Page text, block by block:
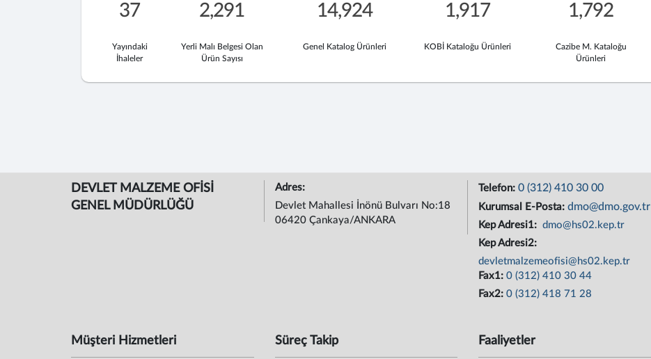
37
Yayındaki
İhaleler
2,291
Yerli Malı Belgesi Olan
Ürün Sayısı
14,924
Genel Katalog Ürünleri
1,917
KOBİ Kataloğu Ürünleri
1,792
Cazibe M. Kataloğu
Ürünleri
DEVLET MALZEME OFİSİ
GENEL MÜDÜRLÜĞÜ
Adres:
Devlet Mahallesi İnönü Bulvarı No:18
06420 Çankaya/ANKARA
Telefon: 0 (312) 410 30 00
Kurumsal E-Posta: dmo@dmo.gov.tr
Kep Adresi1: dmo@hs02.kep.tr
Kep Adresi2:
devletmalzemeofisi@hs02.kep.tr
Fax1: 0 (312) 410 30 44
Fax2: 0 (312) 418 71 28
Müşteri Hizmetleri Süreç Takip Faaliyetler